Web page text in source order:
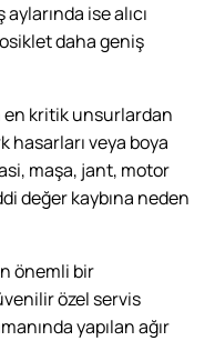
ise alıcı
daha geniş
en kritik unsurlardan
hasarları veya boya
maşa, jant, motor
değer kaybına neden
önemli bir
özel servis
yapılan ağır